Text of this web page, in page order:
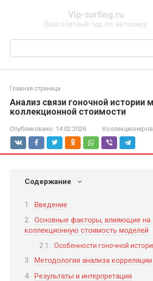
Vip-surfing.ru
Ваш элитный гид по автомиру
Поиск:
Главная страница
Анализ связи гоночной истории
коллекционной стоимости
Опубликовано: 14.02.2026
Содержание
Введение
Основные факторы, влияющие на
коллекционную стоимость моделей
Особенности гоночной
Методология анализа корреляции
Результаты и интерпретация